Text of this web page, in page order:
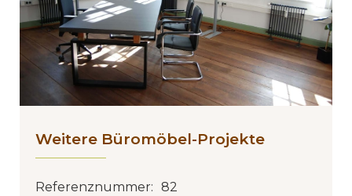
Weitere Büromöbel-Projekte
Referenznummer: 82